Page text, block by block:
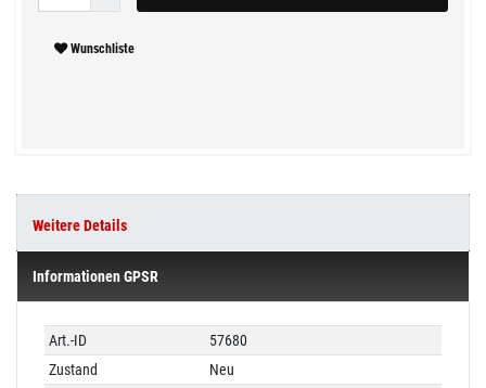
Wunschliste
Weitere Details
Informationen GPSR
Technisches
Merkmal
Wert
Art.-ID
57680
Zustand
Neu